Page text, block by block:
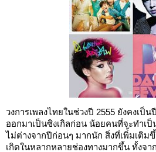
วงการเพลงไทยในช่วงปี 2555 ยังคงเป็
ออกมาเป็นซิงเกิลก่อน น้อยคนที่จะทำเ
ไม่ต่างจากปีก่อนๆ มากนัก สิ่งที่เพิ่้มเติ
เกิดในหลากหลายช่องทางมากขึ้น ทั้งจา